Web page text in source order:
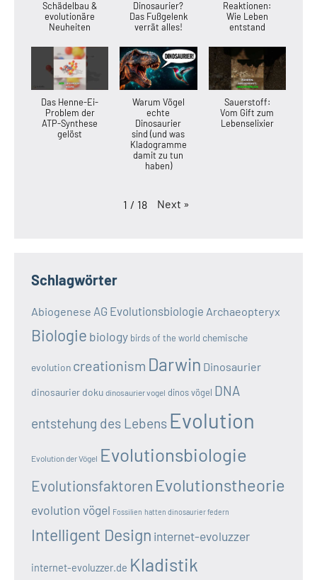
Schädelbau &
evolutionäre
Neuheiten
Dinosaurier?
Das Fußgelenk
verrät alles!
Reaktionen:
Wie Leben
entstand
Das Henne-Ei-
Problem der
ATP-Synthese
gelöst
Warum Vögel
echte
Dinosaurier
sind (und was
Kladogramme
damit zu tun
haben)
Sauerstoff:
Vom Gift zum
Lebenselixier
1 / 18 Next »
Schlagwörter
Abiogenese AG Evolutionsbiologie Archaeopteryx
Biologie biology birds of the world chemische
evolution creationism Darwin Dinosaurier
dinosaurier doku dinosaurier vogel dinos vögel DNA
entstehung des Lebens Evolution
Evolution der Vögel Evolutionsbiologie
Evolutionsfaktoren Evolutionstheorie
evolution vögel Fossilien hatten dinosaurier federn
Intelligent Design internet-evoluzzer
internet-evoluzzer.de Kladistik